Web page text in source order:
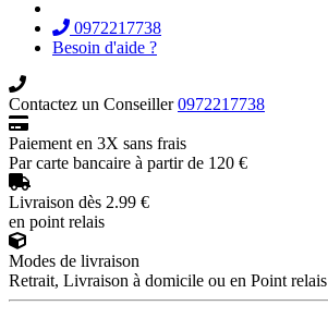
0972217738
Besoin d'aide ?
Contactez un Conseiller0972217738
Paiement en 3X sans frais
Par carte bancaire à partir de 120 €
Livraison dès 2.99 €
en point relais
Modes de livraison
Retrait, Livraison à domicile ou en Point relais